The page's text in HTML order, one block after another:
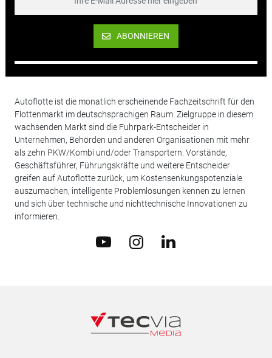
ABONNIEREN
Autoflotte ist die monatlich erscheinende Fachzeitschrift für den
Flottenmarkt im deutschsprachigen Raum. Zielgruppe in diesem
wachsenden Markt sind die Fuhrpark-Entscheider in
Unternehmen, Behörden und anderen Organisationen mit mehr
als zehn PKW/Kombi und/oder Transportern. Vorstände,
Geschäftsführer, Führungskräfte und weitere Entscheider
greifen auf Autoflotte zurück, um Kostensenkungspotenziale
auszumachen, intelligente Problemlösungen kennen zu lernen
und sich über technische und nichttechnische Innovationen zu
informieren.